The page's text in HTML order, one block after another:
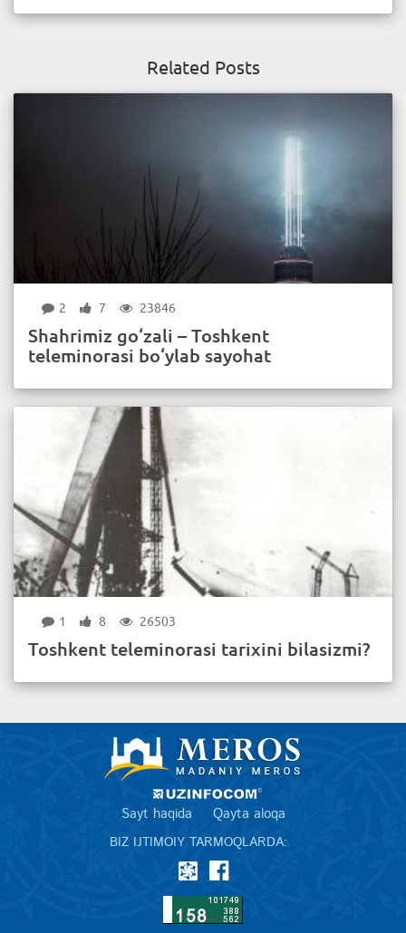
Related Posts
2 7 23846
Shahrimiz go‘zali – Toshkent
teleminorasi bo‘ylab sayohat
1 8 26503
Toshkent teleminorasi tarixini bilasizmi?
Sayt haqida Qayta aloqa
BIZ IJTIMOIY TARMOQLARDA: